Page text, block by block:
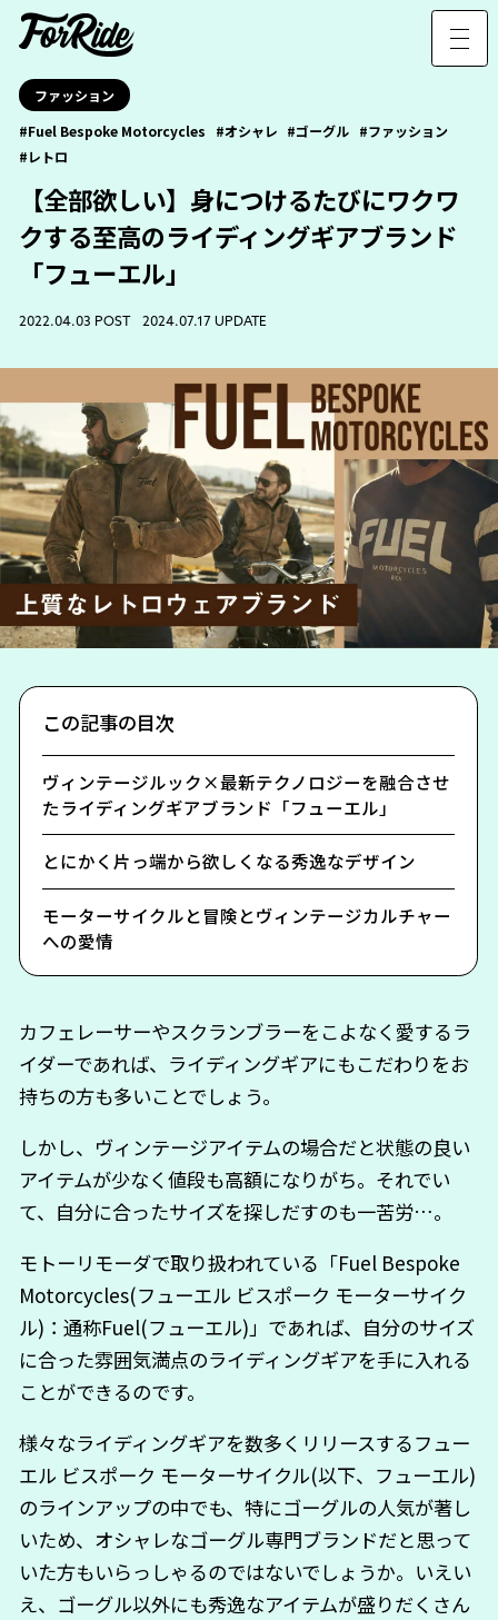
ファッション
Fuel Bespoke Motorcycles
オシャレ ゴーグル
ファッション
レトロ
【全部欲しい】身につけるたびにワクワ
クする至高のライディングギアブランド
「フューエル」
2022.04.03 POST 2024.07.17 UPDATE
この記事の目次
ヴィンテージルック×最新テクノロジーを融合させ
たライディングギアブランド「フューエル」
とにかく片っ端から欲しくなる秀逸なデザイン
モーターサイクルと冒険とヴィンテージカルチャー
への愛情
カフェレーサーやスクランブラーをこよなく愛するラ
イダーであれば、ライディングギアにもこだわりをお
持ちの方も多いことでしょう。
しかし、ヴィンテージアイテムの場合だと状態の良い
アイテムが少なく値段も高額になりがち。それでい
て、自分に合ったサイズを探しだすのも一苦労…。
モトーリモーダで取り扱われている「Fuel Bespoke
Motorcycles(フューエル ビスポーク モーターサイク
ル)：通称Fuel(フューエル)」であれば、自分のサイズ
に合った雰囲気満点のライディングギアを手に入れる
ことができるのです。
様々なライディングギアを数多くリリースするフュー
エル ビスポーク モーターサイクル(以下、フューエル)
のラインアップの中でも、特にゴーグルの人気が著し
いため、オシャレなゴーグル専門ブランドだと思って
いた方もいらっしゃるのではないでしょうか。いえい
え、ゴーグル以外にも秀逸なアイテムが盛りだくさん